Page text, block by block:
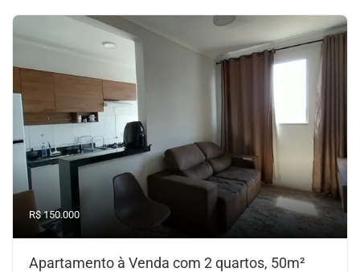
R$ 150.000
Apartamento à Venda com 2 quartos, 50m²